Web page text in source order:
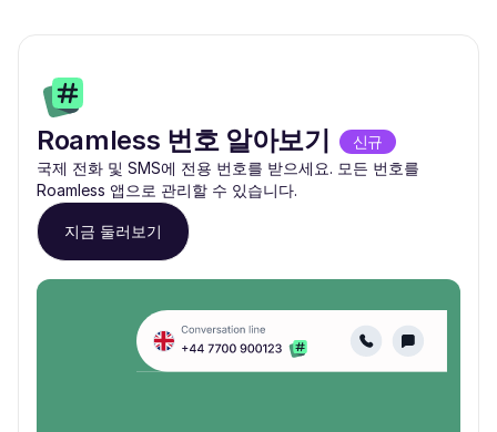
Roamless 번호 알아보기
신규
국제 전화 및 SMS에 전용 번호를 받으세요. 모든 번호를
Roamless 앱으로 관리할 수 있습니다.
지금 둘러보기